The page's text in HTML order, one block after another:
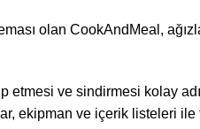
olan CookAndMeal,
ve sindirmesi kolay
ekipman ve içerik listeleri